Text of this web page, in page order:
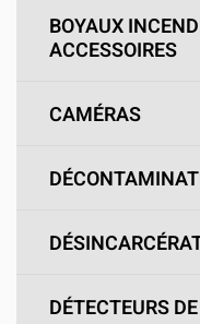
BOYAUX
ACCESSOIRES
CAMÉRAS
DÉTECTEURS